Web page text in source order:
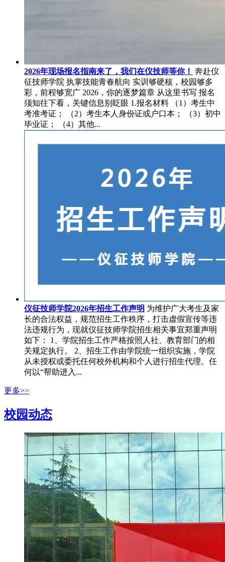
2026年现场报名指南来了，我们在仪技师等你！ 奔赴仪
征技师学院 执掌技能青春航向 实训够硬核，校园够多
彩，前程够宽广 2026，你的逐梦篇章 从这里书写 报名
须知往下看，关键信息别眨眼 1.报名材料 （1）考生中
考准考证； （2）考生本人身份证或户口本； （3）初中
毕业证； （4）其他...
仪征技师学院2026年招生工作声明 为维护广大考生及家
长的合法权益，规范招生工作秩序，打击虚假宣传等违
法违规行为，现就仪征技师学院招生相关事宜郑重声明
如下： 1、学院招生工作严格按照人社、教育部门的相
关规定执行。 2、招生工作由学院统一组织实施，学院
从未授权或委托任何校外机构和个人进行招生代理。任
何以“帮助进入...
更多>>
校园动态